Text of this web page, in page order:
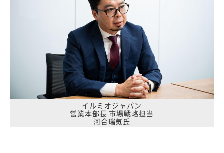
イルミオジャパン
営業本部長 市場戦略担当
河合瑞気氏